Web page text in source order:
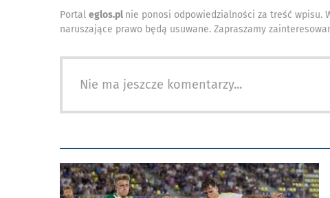
Portal eglos.pl nie ponosi odpowiedzialności za treść wpisu.
naruszające prawo będą usuwane. Zapraszamy
Nie ma jeszcze komentarzy...